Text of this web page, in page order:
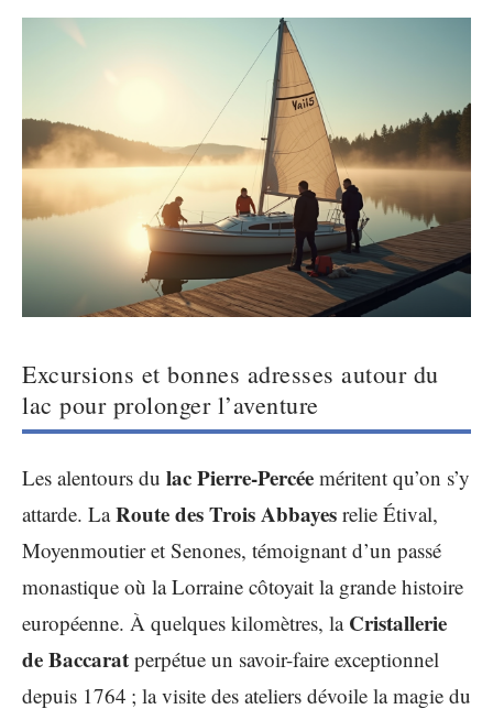
Excursions et bonnes adresses autour du
lac pour prolonger l’aventure
Les alentours du lac Pierre-Percée méritent qu’on s’y
attarde. LaRoute des Trois Abbayes relie Étival,
Moyenmoutier et Senones, témoignant d’un passé
monastique où la Lorraine côtoyait la grande histoire
européenne. À quelques kilomètres, la Cristallerie
de Baccarat perpétue un savoir-faire exceptionnel
depuis 1764 ; la visite des ateliers dévoile la magie du